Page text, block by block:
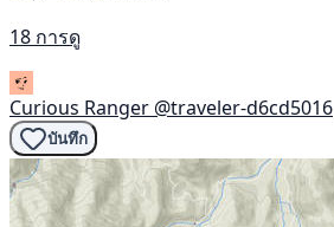
18 การดู
Curious Ranger @traveler-d6cd5016
บันทึก